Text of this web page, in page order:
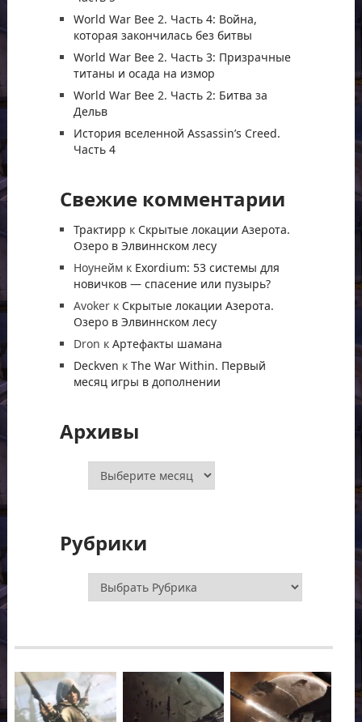
World War Bee 2. Часть 4: Война,
которая закончилась без битвы
World War Bee 2. Часть 3: Призрачные
титаны и осада на измор
World War Bee 2. Часть 2: Битва за
Дельв
История вселенной Assassin’s Creed.
Часть 4
Свежие комментарии
Трактирр к Скрытые локации Азерота.
Озеро в Элвиннском лесу
Ноунеймк Exordium: 53 системы для
новичков — спасение или пузырь?
Avokerк Скрытые локации Азерота.
Озеро в Элвиннском лесу
Dron к Артефакты шамана
Deckven к The War Within. Первый
месяц игры в дополнении
Архивы
Архивы
Рубрики
Рубрики